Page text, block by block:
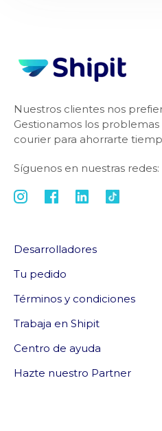
Nuestros clientes nos
Gestionamos los
courier para ahorrarte
Síguenos en nuestras redes:
Desarrolladores
Tu pedido
Términos y condiciones
Trabaja en Shipit
Centro de ayuda
Hazte nuestro Partner